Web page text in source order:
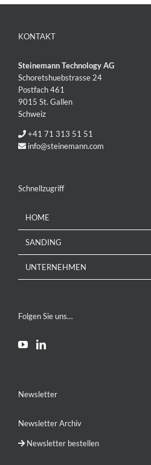
KONTAKT
Steinemann Technology AG
Schoretshuebstrasse 24
Postfach 461
9015 St. Gallen
Schweiz
+41 71 313 51 51
info@steinemann.com
Schnellzugriff
HOME
SANDING
UNTERNEHMEN
Folgen Sie uns…
Newsletter
Newsletter Archiv
Newsletter bestellen